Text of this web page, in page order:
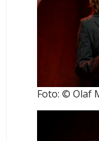
Foto: © Olaf